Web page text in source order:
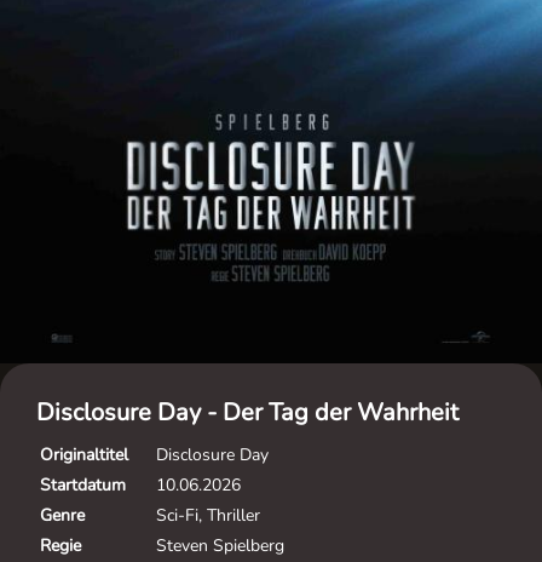
Disclosure Day - Der Tag der Wahrheit
Originaltitel
Disclosure Day
Startdatum
10.06.2026
Genre
Sci-Fi, Thriller
Regie
Steven Spielberg